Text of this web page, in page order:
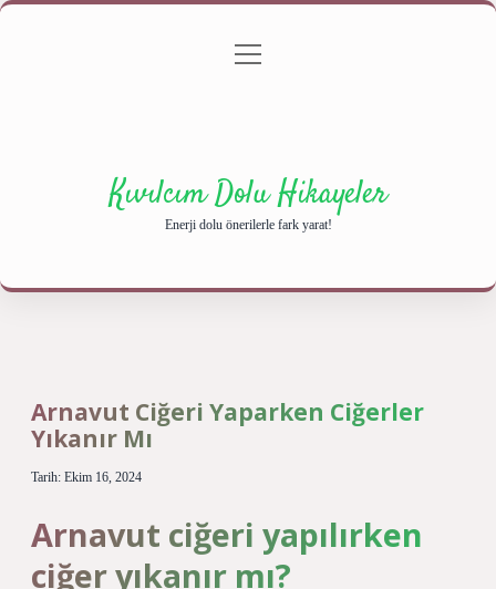
Gizlilik Politikası
menüyü
Kıvılcım Dolu Hikayeler
Enerji dolu önerilerle fark yarat!
Arnavut Ciğeri Yaparken Ciğerler
Yıkanır Mı
Tarih: Ekim 16, 2024
Arnavut ciğeri yapılırken
ciğer yıkanır mı?